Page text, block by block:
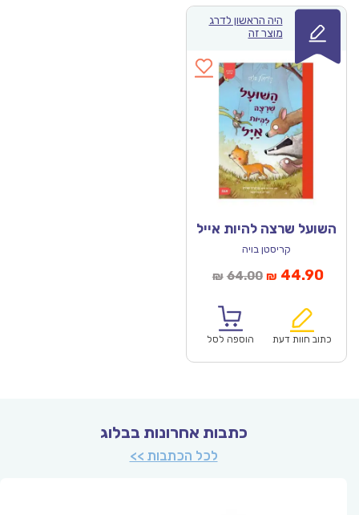
היה הראשון לדרג
מוצר זה
השועל שרצה להיות אייל
קריסטן בויה
₪ 64.00המחיר
₪64.00.
₪ 44.90
כתוב חוות דעת הוספה לסל
כתבות אחרונות בבלוג
לכל הכתבות >>